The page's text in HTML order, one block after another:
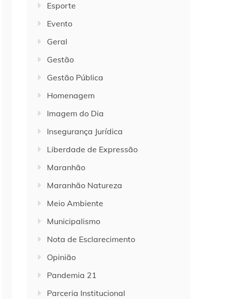
Esporte
Evento
Geral
Gestão
Gestão Pública
Homenagem
Imagem do Dia
Insegurança Jurídica
Liberdade de Expressão
Maranhão
Maranhão Natureza
Meio Ambiente
Municipalismo
Nota de Esclarecimento
Opinião
Pandemia 21
Parceria Institucional